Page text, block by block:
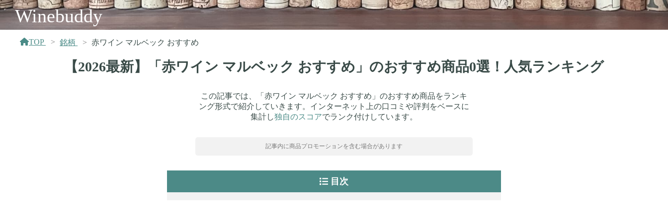
Winebuddy
TOP 銘柄 赤ワイン マルベック おすすめ
【2026最新】「赤ワイン マルベック おすすめ」のおすすめ商品0選！人気ランキング
この記事では、「赤ワイン マルベック おすすめ」のおすすめ商品をランキ
ング形式で紹介していきます。インターネット上の口コミや評判をベースに
集計し独自のスコアでランク付けしています。
記事内に商品プロモーションを含む場合があります
目次